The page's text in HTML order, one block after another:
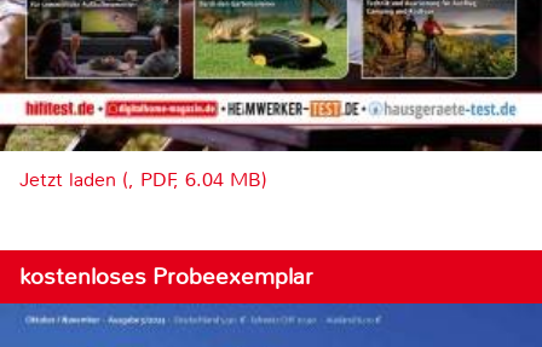
Jetzt laden (, PDF, 6.04 MB)
kostenloses Probeexemplar